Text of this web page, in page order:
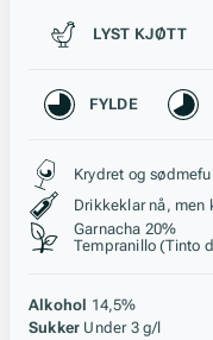
Passer til
LYST KJØTT
Karakteristikk
FYLDE
Stil, lagring
Krydret og
Drikkeklar nå, men
Garnacha 20%
Tempranillo (Tinto
Alkohol 14,5%
Sukker Under 3 g/l